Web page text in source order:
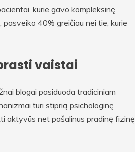
kurie gavo kompleksinę
40% greičiau nei tie, kurie
vaistai
blogai pasiduoda tradiciniam
turi stiprią psichologinę
aktyvūs net pašalinus pradinę fizinę